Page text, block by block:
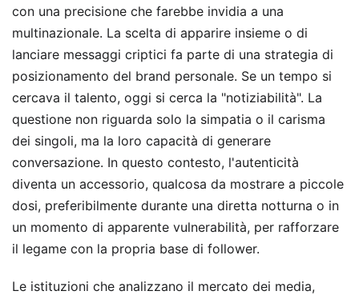
con una precisione che farebbe invidia a una
multinazionale. La scelta di apparire insieme o di
lanciare messaggi criptici fa parte di una strategia di
posizionamento del brand personale. Se un tempo si
cercava il talento, oggi si cerca la "notiziabilità". La
questione non riguarda solo la simpatia o il carisma
dei singoli, ma la loro capacità di generare
conversazione. In questo contesto, l'autenticità
diventa un accessorio, qualcosa da mostrare a piccole
dosi, preferibilmente durante una diretta notturna o in
un momento di apparente vulnerabilità, per rafforzare
il legame con la propria base di follower.
Le istituzioni che analizzano il mercato dei media,